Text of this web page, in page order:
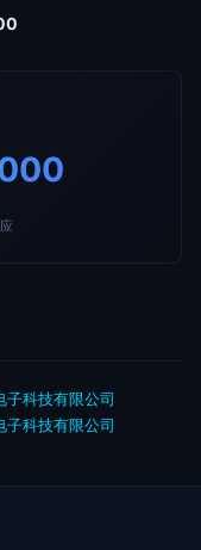
科技有限公司
科技有限公司